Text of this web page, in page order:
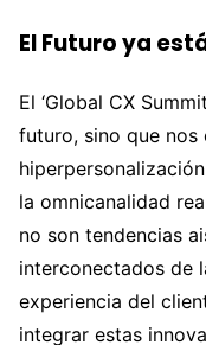
El Futuro ya
El ‘Global CX
futuro, sino que nos
la omnicanalidad
no son tendencias
interconectados de
experiencia del
integrar estas